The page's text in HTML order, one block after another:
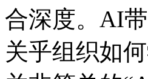
合深度。AI带
关乎组织如何